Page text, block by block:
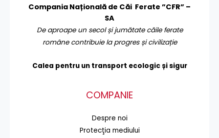
Compania Națională de Căi Ferate ”CFR” –
SA
De aproape un secol și jumătate căile ferate
române contribuie la progres și civilizație
Calea pentru un transport ecologic și sigur
COMPANIE
Despre noi
Protecţia mediului